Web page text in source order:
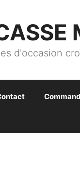
d'occasion